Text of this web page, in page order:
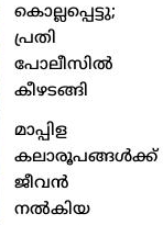
കൊല്ലപ്പെട്ടു;
പ്രതി
പോലീസിൽ
കീഴടങ്ങി
മാപ്പിള
കലാരൂപങ്ങൾക്ക്
ജീവൻ
നൽകിയ